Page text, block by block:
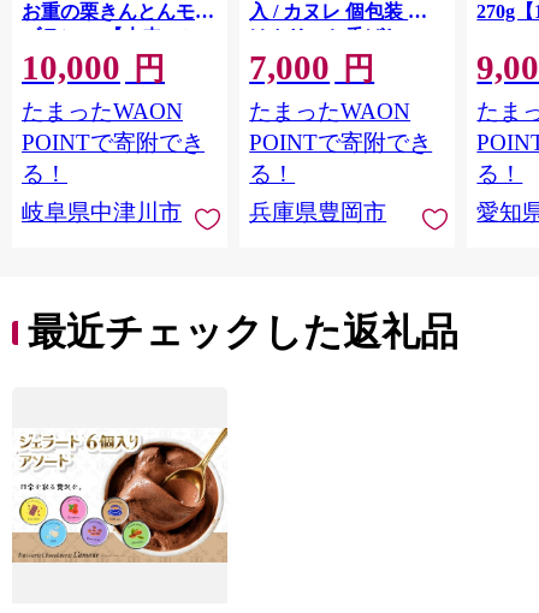
お重の栗きんとんモン
ブラン」 【未来のご
褒美】スイーツ 栗 モ
ンブラン くりきんと
ん デザート ご褒美 お
取り寄せ くり お菓子
10,000 円
たまったWAON
POINTで寄附でき
る！
岐阜県中津川市
入 / カヌレ 個包装 外
はカリッと香ばしい
中はもっちり ラム酒
バニラ お取り寄せ ス
イーツ 焼き菓子 詰め
合わせ ホワイトデー
お返し 冷凍 手作り 化
粧箱入り ギフト TAS
BAKE
7,000 円
たまったWAON
POINTで寄附でき
る！
兵庫県豊岡市
270g【
たま
る！
愛知
最近チェックした返礼品